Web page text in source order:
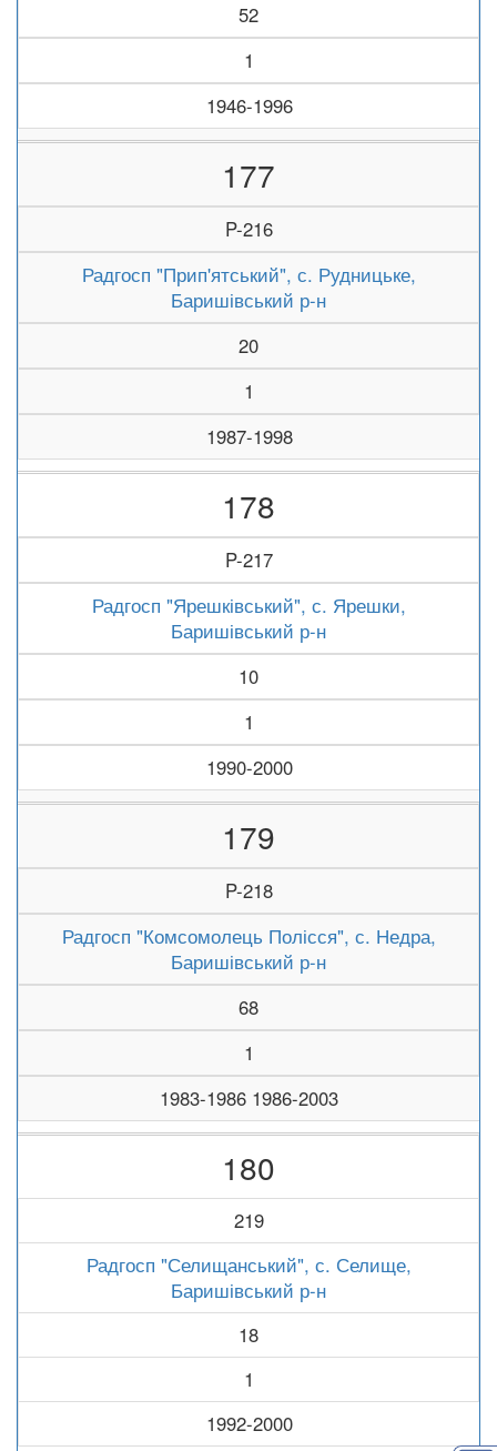
52
1
1946-1996
177
P-216
Радгосп "Прип'ятський", с. Рудницьке,
Баришівський р-н
20
1
1987-1998
178
P-217
Радгосп "Ярешківський", с. Ярешки,
Баришівський р-н
10
1
1990-2000
179
P-218
Радгосп "Комсомолець Полісся", с. Недра,
Баришівський р-н
68
1
1983-1986 1986-2003
180
219
Радгосп "Селищанський", с. Селище,
Баришівський р-н
18
1
1992-2000